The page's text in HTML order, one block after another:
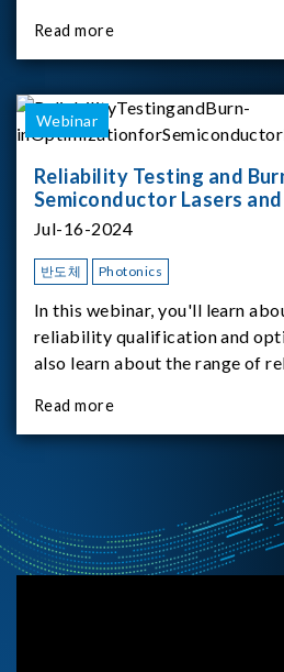
experimental equipment for
applicati
Read more
Webinar
Reliability Testing and
Semiconductor Lasers
Jul-16-2024
반도체 Photonics
In this webinar, you'll learn
reliability qualification and
also learn about the range of
test-as-a-service options.
Read more